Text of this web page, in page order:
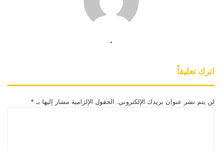
.
اترك تعليقاً
لن يتم نشر عنوان بريدك الإلكتروني. الحقول الإلزامية مشار إليها بـ *